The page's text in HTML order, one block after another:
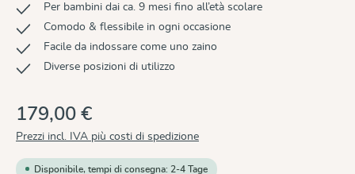
Per bambini dai ca. 9 mesi fino all’età scolare
Comodo & flessibile in ogni occasione
Facile da indossare come uno zaino
Diverse posizioni di utilizzo
179,00 €
Prezzi incl. IVA più costi di spedizione
Disponibile, tempi di consegna: 2-4 Tage